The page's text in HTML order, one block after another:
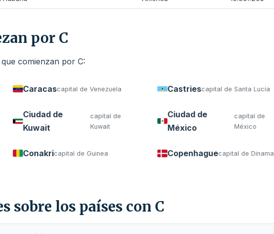
por C
comienzan por C:
Caracascapital de Venezuela Castriescapital de Santa Lucía
Ciudad de
Kuwait
capital de
Kuwait
Ciudad de
México
capital de
México
Conakricapital de Guinea Copenhaguecapital de
sobre los países con C